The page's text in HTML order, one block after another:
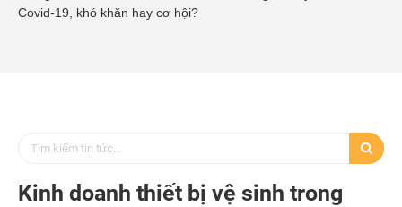
Covid-19, khó khăn hay cơ hội?
Kinh doanh thiết bị vệ sinh trong